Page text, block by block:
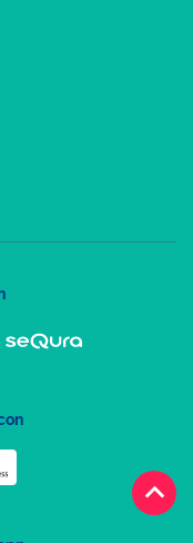
keyboard_arrow_up